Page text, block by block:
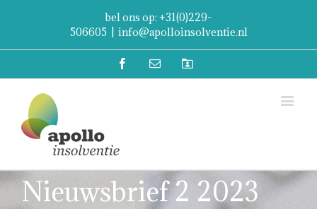
bel ons op: +31(0)229-
506605
info@apolloinsolventie.nl
FacebookEmailMijn
Nieuwsbrief 2 2023